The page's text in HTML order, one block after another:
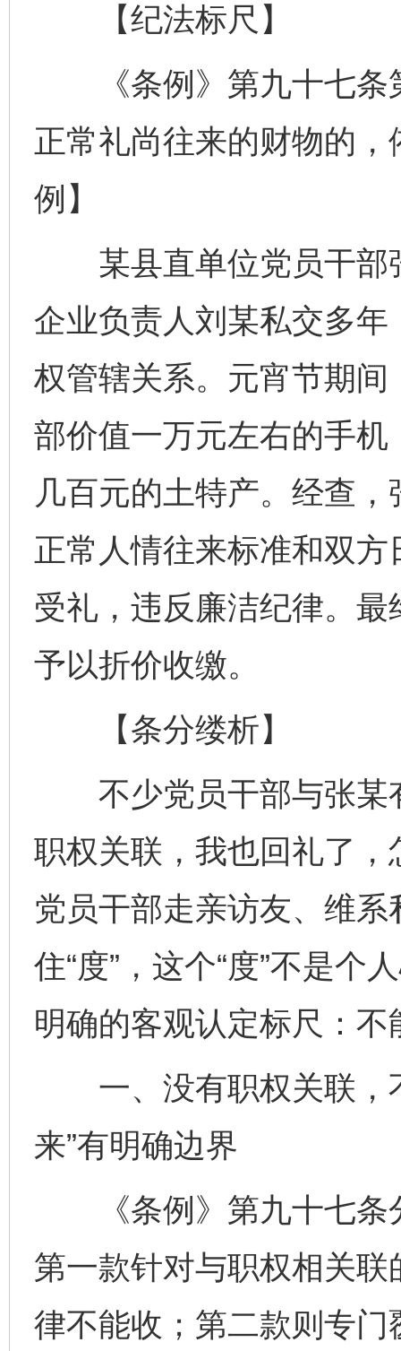
【纪法标尺】
《条例》第九十七条
正常礼尚往来的财物的
例】
某县直单位党员干部
企业负责人刘某私交多
权管辖关系。元宵节期
部价值一万元左右的手
几百元的土特产。经查
正常人情往来标准和双
受礼，违反廉洁纪律。
予以折价收缴。
【条分缕析】
不少党员干部与张某
职权关联，我也回礼了，
党员干部走亲访友、维
住“度”，这个“度”不是个
明确的客观认定标尺：
一、没有职权关联，
来”有明确边界
《条例》第九十七条
第一款针对与职权相关
律不能收；第二款则专